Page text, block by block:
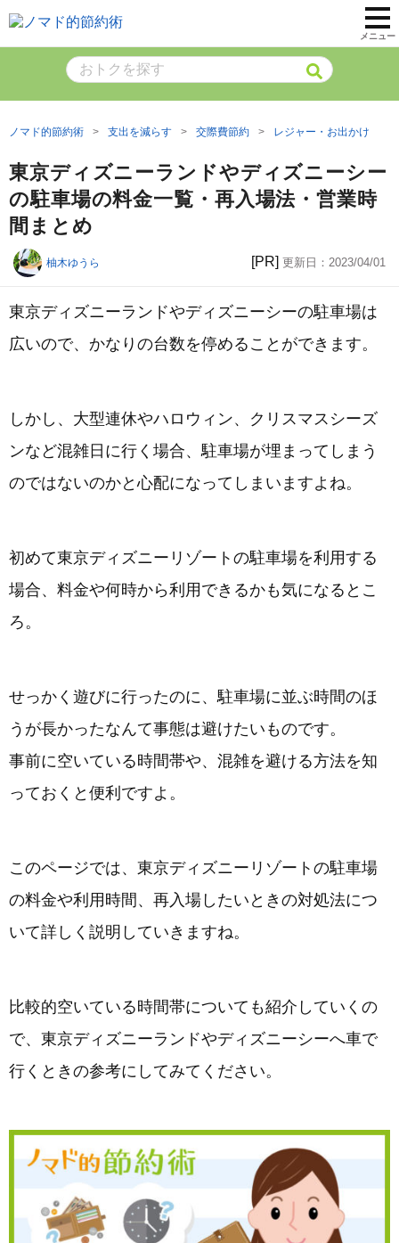
メニュー
ノマド的節約術 支出を減らす 交際費節約 レジャー・お出かけ
東京ディズニーランドやディズニーシー
の駐車場の料金一覧・再入場法・営業時
間まとめ
柚木ゆうら [PR] 更新日： 2023/04/01
東京ディズニーランドやディズニーシーの駐車場は
広いので、かなりの台数を停めることができます。
しかし、大型連休やハロウィン、クリスマスシーズ
ンなど混雑日に行く場合、駐車場が埋まってしまう
のではないのかと心配になってしまいますよね。
初めて東京ディズニーリゾートの駐車場を利用する
場合、料金や何時から利用できるかも気になるとこ
ろ。
せっかく遊びに行ったのに、駐車場に並ぶ時間のほ
うが長かったなんて事態は避けたいものです。
事前に空いている時間帯や、混雑を避ける方法を知
っておくと便利ですよ。
このページでは、東京ディズニーリゾートの駐車場
の料金や利用時間、再入場したいときの対処法につ
いて詳しく説明していきますね。
比較的空いている時間帯についても紹介していくの
で、東京ディズニーランドやディズニーシーへ車で
行くときの参考にしてみてください。